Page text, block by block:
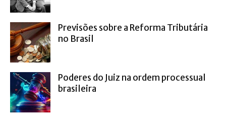
Previsões sobre a Reforma Tributária
no Brasil
Poderes do Juiz na ordem processual
brasileira